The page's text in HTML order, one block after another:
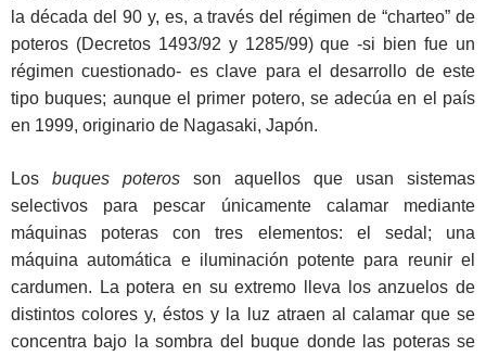
la década del 90 y, es, a través del régimen de “charteo” de
poteros (Decretos 1493/92 y 1285/99) que -si bien fue un
régimen cuestionado- es clave para el desarrollo de este
tipo buques; aunque el primer potero, se adecúa en el país
en 1999, originario de Nagasaki, Japón.
Los buques poteros son aquellos que usan sistemas
selectivos para pescar únicamente calamar mediante
máquinas poteras con tres elementos: el sedal; una
máquina automática e iluminación potente para reunir el
cardumen. La potera en su extremo lleva los anzuelos de
distintos colores y, éstos y la luz atraen al calamar que se
concentra bajo la sombra del buque donde las poteras se